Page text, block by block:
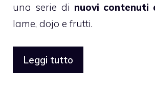
una serie di nuovi contenuti
lame, dojo e frutti.
Leggi tutto